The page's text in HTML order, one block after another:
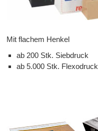
Mit flachem Henkel
ab 200 Stk. Siebdruck
ab 5.000 Stk. Flexodruck